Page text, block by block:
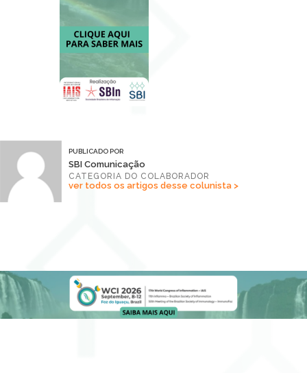
PUBLICADO POR
SBI Comunicação
CATEGORIA DO COLABORADOR
ver todos os artigos desse colunista >